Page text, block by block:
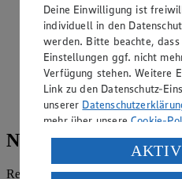
geraspelten Gouda und die
Schichten
Radieschen und Gurke
ringsherum und die
auf der Salattorte anrichten.
Die Salattorte für
im Kühlschrank ziehen
Nährwerte
Referenzmenge für einen
Deine Einwilligung ist
individuell in den
werden. Bitte beachte,
Einstellungen ggf. nicht
Verfügung stehen. Weitere
Link zu den Datenschutz-
unserer
mehr über unsereCookie-
Verarbeitung deiner
USA durch Facebook und